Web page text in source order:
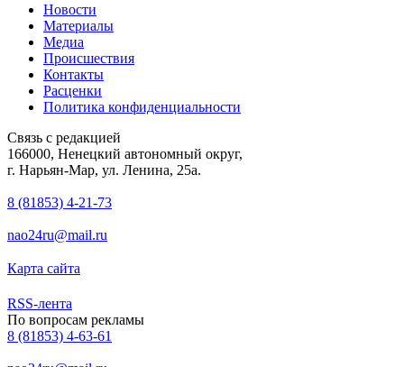
Новости
Материалы
Медиа
Происшествия
Контакты
Расценки
Политика конфиденциальности
Связь с редакцией
166000, Ненецкий автономный округ,
г. Нарьян-Мар, ул. Ленина, 25а.
8 (81853) 4-21-73
nao24ru@mail.ru
Карта сайта
RSS-лента
По вопросам рекламы
8 (81853) 4-63-61